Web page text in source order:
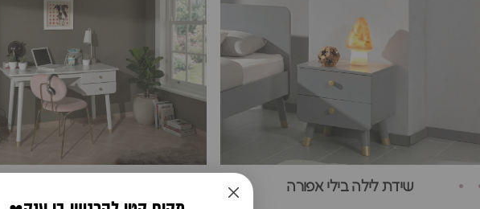
שידת לילה בילי אפורה
2 ביקורות